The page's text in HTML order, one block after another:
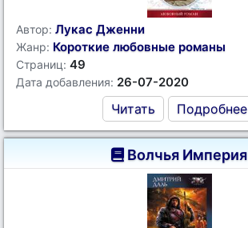
Автор: Лукас Дженни
Жанр: Короткие любовные романы
Страниц: 49
Дата добавления: 26-07-2020
Читать Подробнее
Волчья Империя